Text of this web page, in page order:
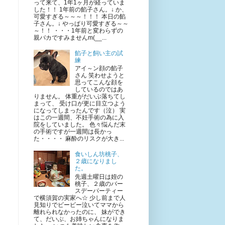
って来て、1年1ヶ月が経っていま
した！！ 1年前の餡子さん。↓ か、
可愛すぎる～～～！！！ 本日の餡
子さん。↓ やっぱり可愛すぎる～～
～！！ ・・・1年前と変わらずの
親バカですみませんm(__...
餡子と飼い主の試
練
アイ～ン顔の餡子
さん 笑わせようと
思ってこんな顔を
しているのではあ
りません。 体重がだいぶ落ちてし
まって、 受け口が更に目立つよう
になってしまったんです（泣） 実
はこの一週間、不妊手術の為に入
院をしていました。 色々悩んだ末
の手術ですが一週間は長かっ
た・・・・ 麻酔のリスクが大き...
食いしん坊桃子、
２歳になりまし
た。
先週土曜日は姪の
桃子、２歳のバー
スデーパーティー
で横須賀の実家へ☆ 少し前まで人
見知りでビービー泣いてママから
離れられなかったのに、 妹ができ
て、だいぶ、お姉ちゃんになりま